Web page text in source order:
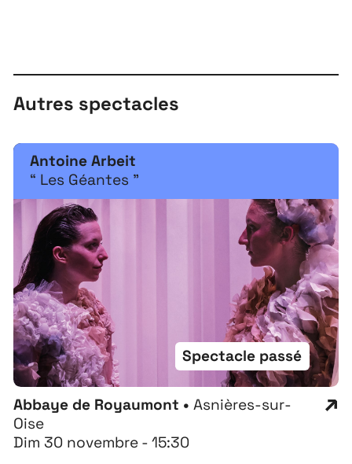
Recrutement
Autres spectacles
Abbaye de Royaumont •Asnières-sur-
Oise
Dim 30 novembre - 15:30
Spectacle passé
Antoine Arbeit
“ Les Géantes ”